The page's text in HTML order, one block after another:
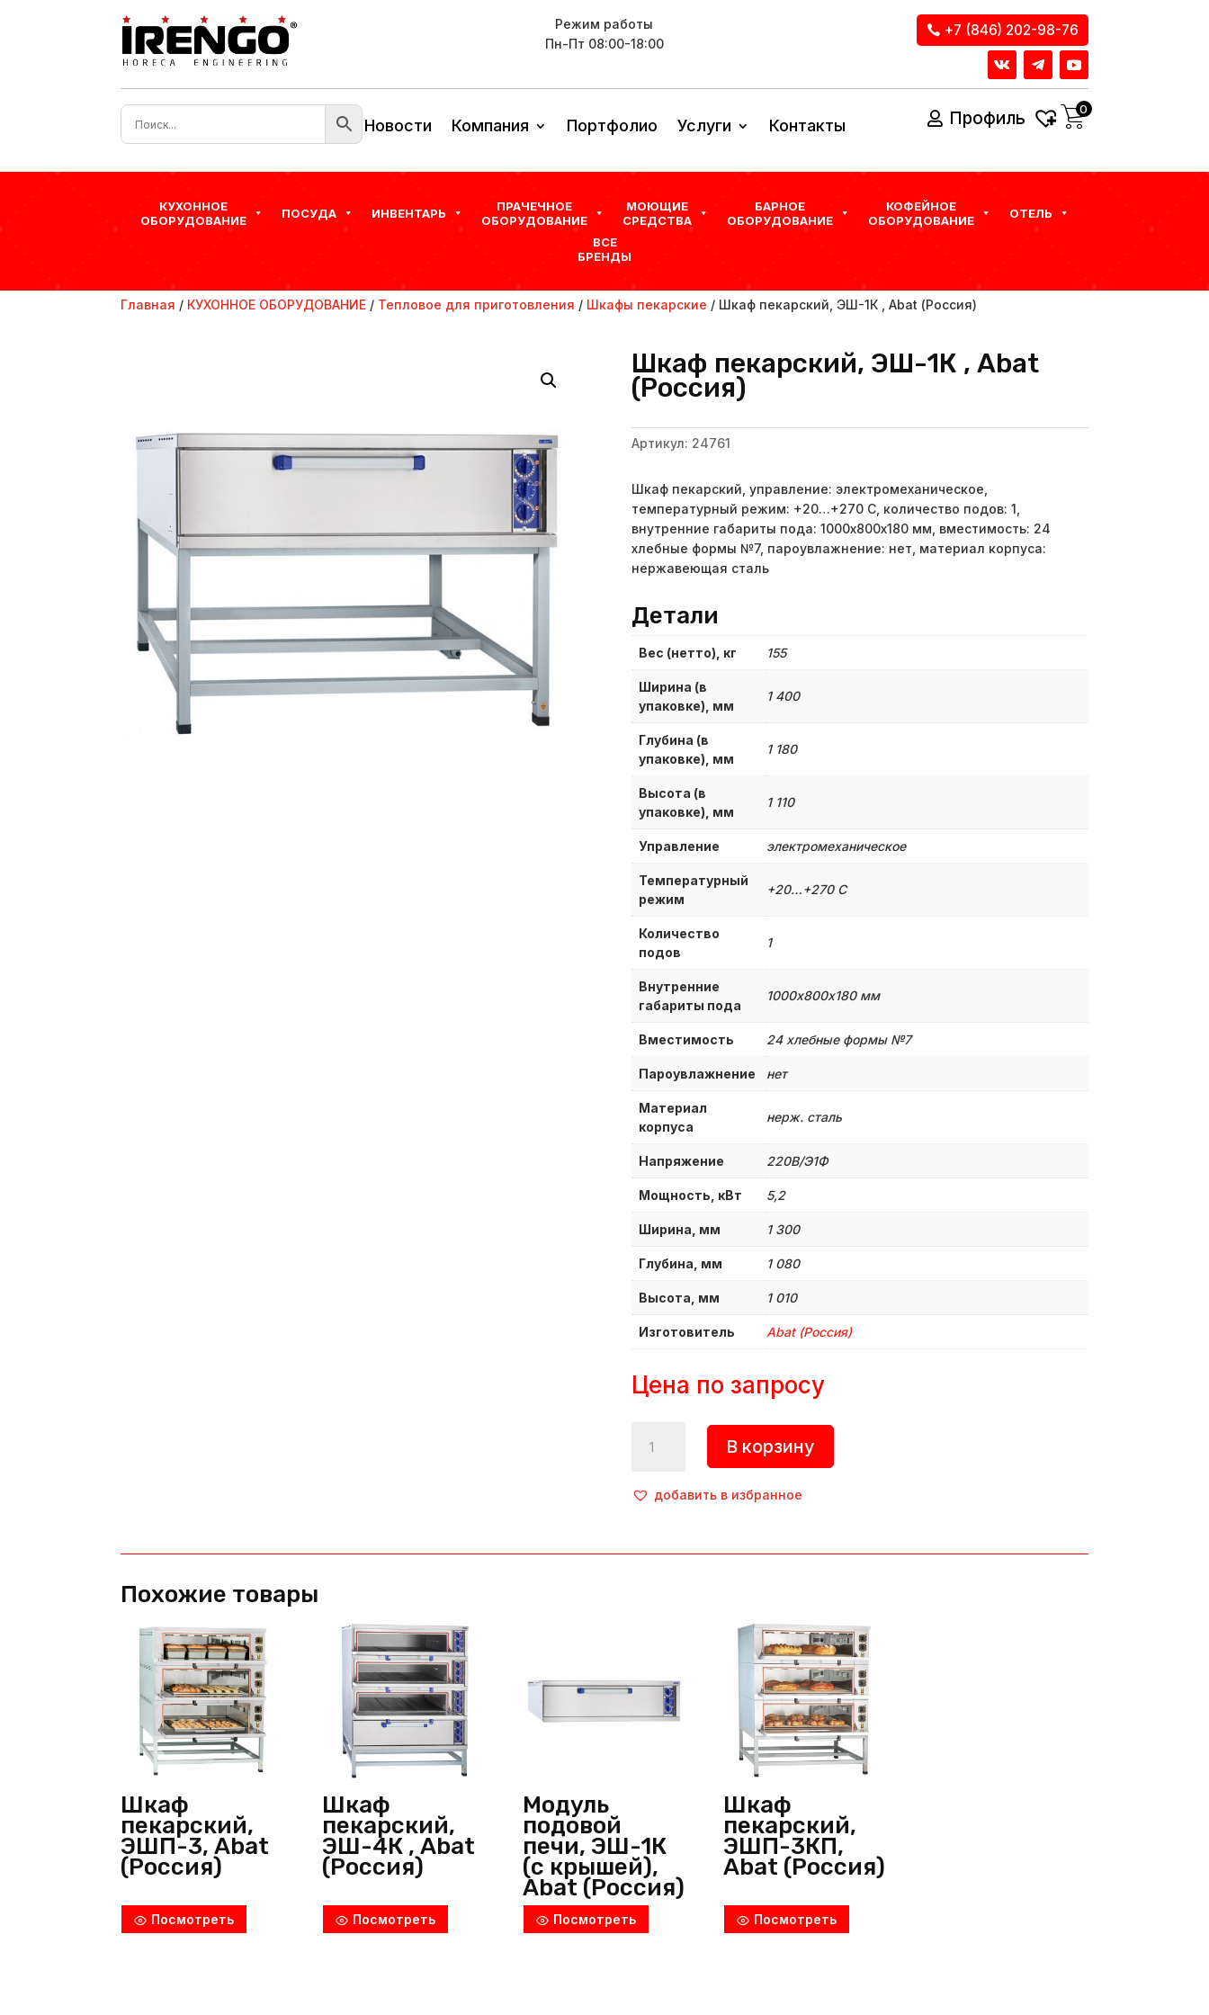
Режим работы
Пн-Пт 08:00-18:00
+7 (846) 202-98-76
Новости Компания Портфолио Услуги Контакты Профиль 0
КУХОННОЕ
ОБОРУДОВАНИЕ
ПОСУДА ИНВЕНТАРЬ
ПРАЧЕЧНОЕ
ОБОРУДОВАНИЕ
МОЮЩИЕ
СРЕДСТВА
БАРНОЕ
ОБОРУДОВАНИЕ
КОФЕЙНОЕ
ОБОРУДОВАНИЕ
ОТЕЛЬ
ВСЕ
БРЕНДЫ
Главная / КУХОННОЕ ОБОРУДОВАНИЕ / Тепловое для приготовления / Шкафы пекарские / Шкаф пекарский, ЭШ-1К , Abat (Россия)
Шкаф пекарский, ЭШ-1К , Abat
(Россия)
Артикул: 24761
Шкаф пекарский, управление: электромеханическое,
температурный режим: +20…+270 С, количество подов: 1,
внутренние габариты пода: 1000х800х180 мм, вместимость: 24
хлебные формы №7, пароувлажнение: нет, материал корпуса:
нержавеющая сталь
Детали
Вес (нетто), кг 155
Ширина (в
упаковке), мм
1 400
Глубина (в
упаковке), мм
1 180
Высота (в
упаковке), мм
1 110
Управление электромеханическое
Температурный
режим
+20…+270 С
Количество
подов
1
Внутренние
габариты пода
1000х800х180 мм
Вместимость 24 хлебные формы №7
Пароувлажнение нет
Материал
корпуса
нерж. сталь
Напряжение 220В/Э1Ф
Мощность, кВт 5,2
Ширина, мм 1 300
Глубина, мм 1 080
Высота, мм 1 010
Изготовитель Abat (Россия)
Цена по запросу
товара
пекарский,
В корзину
добавить в избранное
Похожие товары
Шкаф
пекарский,
ЭШП-3, Abat
(Россия)
Посмотреть
Шкаф
пекарский,
ЭШ-4К , Abat
(Россия)
Посмотреть
Модуль
подовой
печи, ЭШ-1К
(с крышей),
Abat (Россия)
Посмотреть
Шкаф
пекарский,
ЭШП-3КП,
Abat (Россия)
Посмотреть